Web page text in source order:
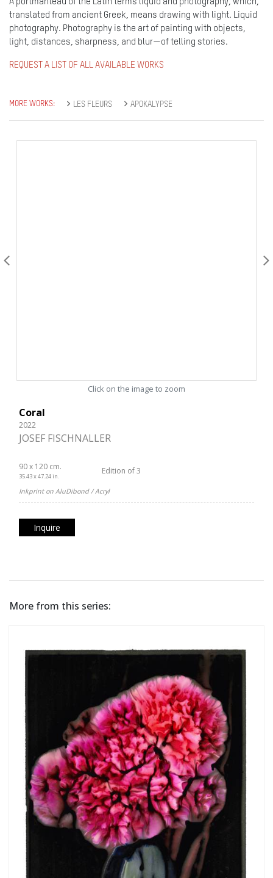
translated from ancient Greek, means drawing with light. Liquid
photography. Photography is the art of painting with objects,
light, distances, sharpness, and blur—of telling stories.
REQUEST A LIST OF ALL AVAILABLE WORKS
MORE WORKS: LES FLEURS APOKALYPSE
Click on the image to zoom
Coral
2022
JOSEF FISCHNALLER
90 x 120 cm.
35.43 x 47.24 in.
Edition of 3
Inkprint on AluDibond / Acryl
Inquire
More from this series: